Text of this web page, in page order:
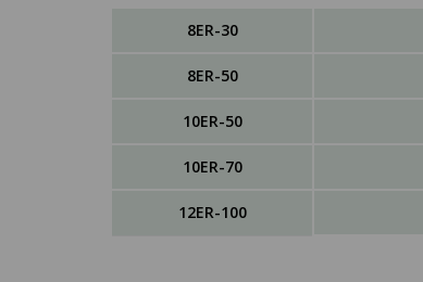
8ER-30
8ER-50
10ER-50
10ER-70
12ER-100